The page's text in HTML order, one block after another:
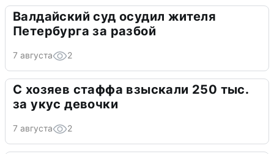
Валдайский суд осудил жителя
Петербурга за разбой
7 августа 2
С хозяев стаффа взыскали 250 тыс.
за укус девочки
7 августа 2